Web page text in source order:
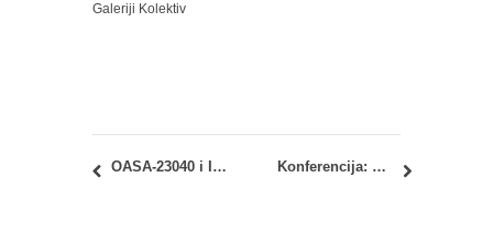
Galeriji Kolektiv
OASA-23040 i IASA-23040 – Arhitektonske konstrukcije 3: Prvi kolokvijum Konferencija: Mesta i tehnologije 2016 (Places and Technologies 2016)